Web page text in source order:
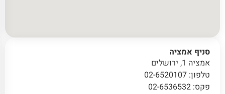
סניף אמציה
אמציה 1, ירושלים
טלפון: 02-6520107
פקס: 02-6536532